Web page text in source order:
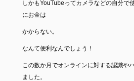
しかもYouTubeってカメラなどの自分で
にお金は
かからない。
なんて便利なんでしょう！
この数か月でオンラインに対する認識や
ました。